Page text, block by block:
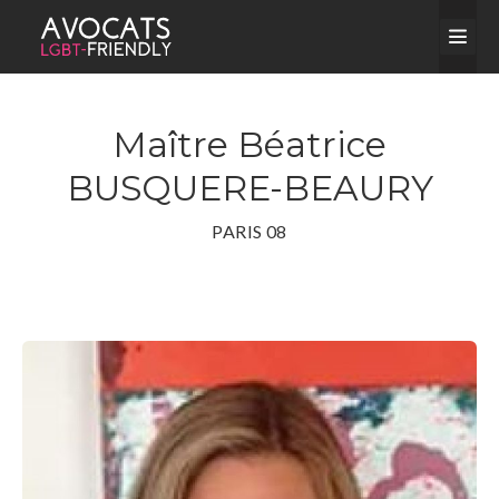
Maître Béatrice
BUSQUERE-BEAURY
PARIS 08